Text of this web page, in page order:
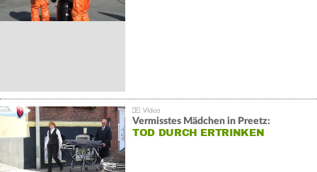
Vermisstes Mädchen in Preetz:
TOD DURCH ERTRINKEN